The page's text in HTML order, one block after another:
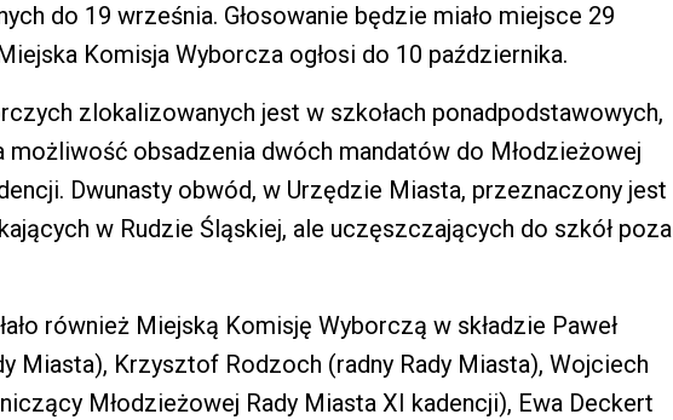
do 19 września. Głosowanie będzie miało miejsce 29
Komisja Wyborcza ogłosi do 10 października.
zlokalizowanych jest w szkołach ponadpodstawowych,
możliwość obsadzenia dwóch mandatów do Młodzieżowej
Dwunasty obwód, w Urzędzie Miasta, przeznaczony jest
w Rudzie Śląskiej, ale uczęszczających do szkół poza
również Miejską Komisję Wyborczą w składzie Paweł
Miasta), Krzysztof Rodzoch (radny Rady Miasta), Wojciech
Młodzieżowej Rady Miasta XI kadencji), Ewa Deckert